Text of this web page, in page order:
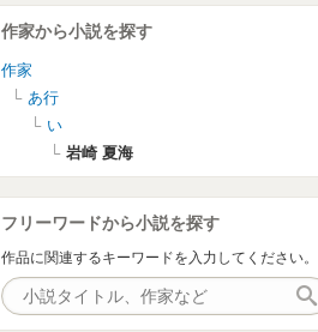
作家から小説を探す
作家
あ行
い
岩崎 夏海
フリーワードから小説を探す
作品に関連するキーワードを入力してください。